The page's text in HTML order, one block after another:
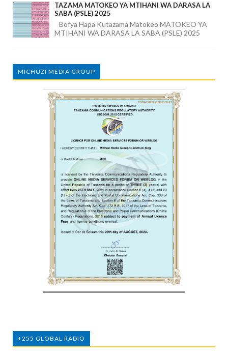
TAZAMA MATOKEO YA MTIHANI WA DARASA LA
SABA (PSLE) 2025
Bofya Hapa Kutazama Matokeo MATOKEO YA
MTIHANI WA DARASA LA SABA (PSLE) 2025
MICHUZI MEDIA GROUP
+255 GLOBAL RADIO